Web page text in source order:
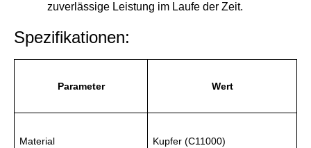
zuverlässige Leistung im Laufe der Zeit.
Spezifikationen:
Parameter Wert
Material Kupfer (C11000)